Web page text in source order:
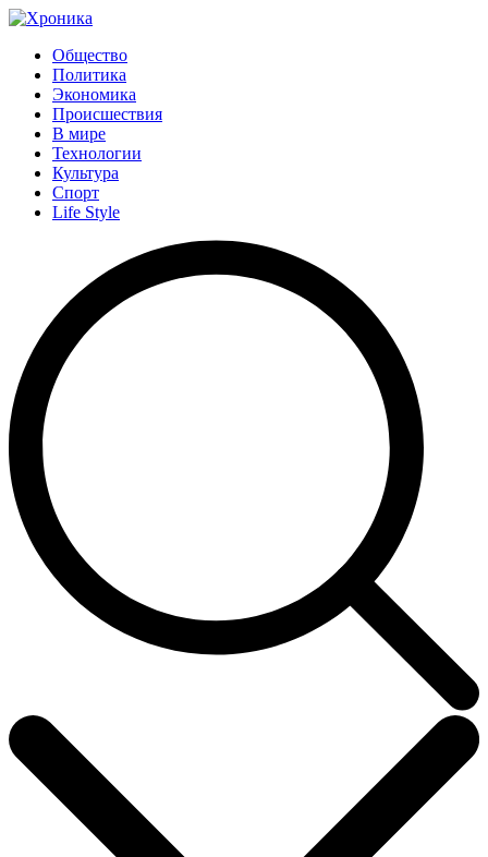
Общество
Политика
Экономика
Происшествия
В мире
Технологии
Культура
Спорт
Life Style